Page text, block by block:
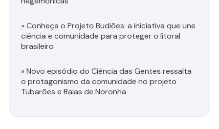
»Conheça o Projeto Budiões: a iniciativa que une
ciência e comunidade para proteger o litoral
brasileiro
»Novo episódio do Ciência das Gentes ressalta
o protagonismo da comunidade no projeto
Tubarões e Raias de Noronha